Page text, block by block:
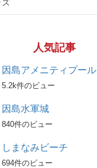
人気記事
因島アメニティプール
5.2k件のビュー
因島水軍城
840件のビュー
しまなみビーチ
694件のビュー